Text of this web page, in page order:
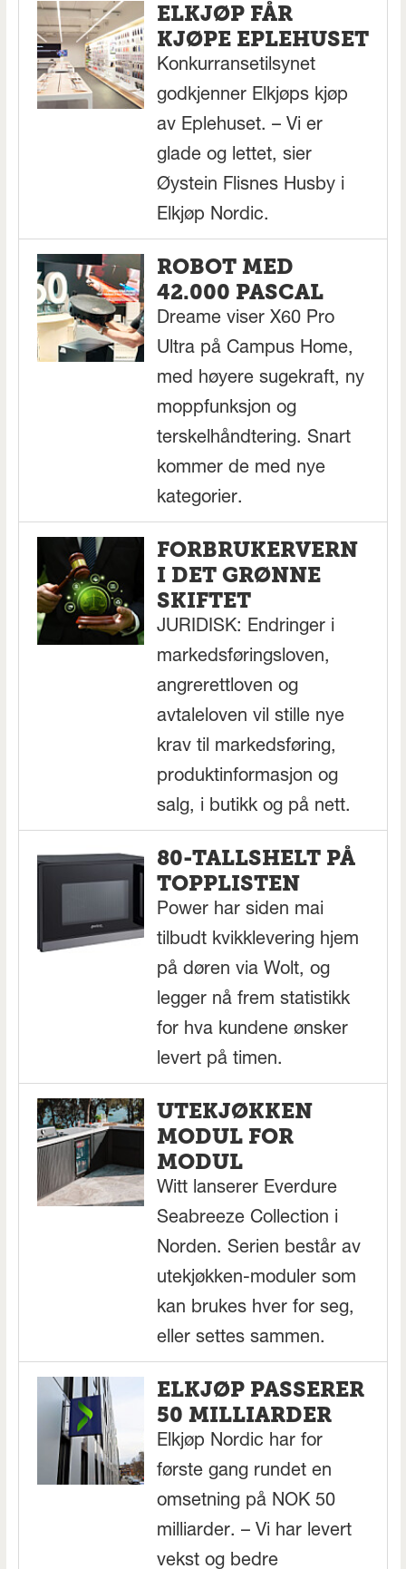
ELKJØP FÅR
KJØPE EPLEHUSET
Konkurransetilsynet
godkjenner Elkjøps kjøp
av Eplehuset. – Vi er
glade og lettet, sier
Øystein Flisnes Husby i
Elkjøp Nordic.
ROBOT MED
42.000 PASCAL
Dreame viser X60 Pro
Ultra på Campus Home,
med høyere sugekraft, ny
moppfunksjon og
terskelhåndtering. Snart
kommer de med nye
kategorier.
FORBRUKERVERN
I DET GRØNNE
SKIFTET
JURIDISK: Endringer i
markedsføringsloven,
angrerettloven og
avtaleloven vil stille nye
krav til markedsføring,
produktinformasjon og
salg, i butikk og på nett.
80-TALLSHELT PÅ
TOPPLISTEN
Power har siden mai
tilbudt kvikklevering hjem
på døren via Wolt, og
legger nå frem statistikk
for hva kundene ønsker
levert på timen.
UTEKJØKKEN
MODUL FOR
MODUL
Witt lanserer Everdure
Seabreeze Collection i
Norden. Serien består av
utekjøkken-moduler som
kan brukes hver for seg,
eller settes sammen.
ELKJØP PASSERER
50 MILLIARDER
Elkjøp Nordic har for
første gang rundet en
omsetning på NOK 50
milliarder. – Vi har levert
vekst og bedre